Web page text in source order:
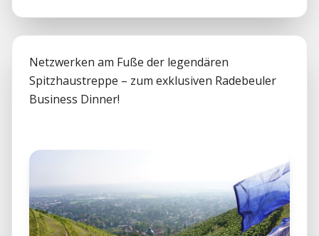
Netzwerken am Fuße der legendären
Spitzhaustreppe – zum exklusiven Radebeuler
Business Dinner!